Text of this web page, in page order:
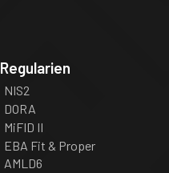
Regularien
NIS2
DORA
MiFID II
EBA Fit & Proper
AMLD6